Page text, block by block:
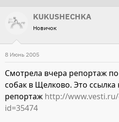
о
т
е
ы
а
KUKUSHECHKA
Новичок
8 Июнь 2005
Смотрела вчера репортаж
собак в Щелково. Это ссылка
репортаж http://
id=35474